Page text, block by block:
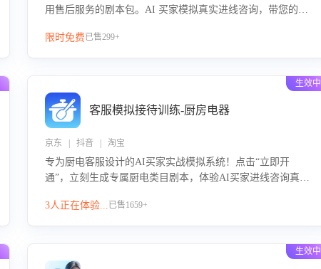
用售后服务的剧本包。AI 买家模拟真实进线咨询，带您的客
对要点，轻松提升服务能力。
限时免费已售299+
生效中
客服模拟接待训练-厨房电器
京东 | 抖音 | 淘宝
专为厨电客服设计的AI买家实战模拟系统！点击“立即开
通”，立刻生成专属厨电类目剧本，体验AI买家进线咨询真实
景应对技巧！
3人正在体验...已售1659+
生效中